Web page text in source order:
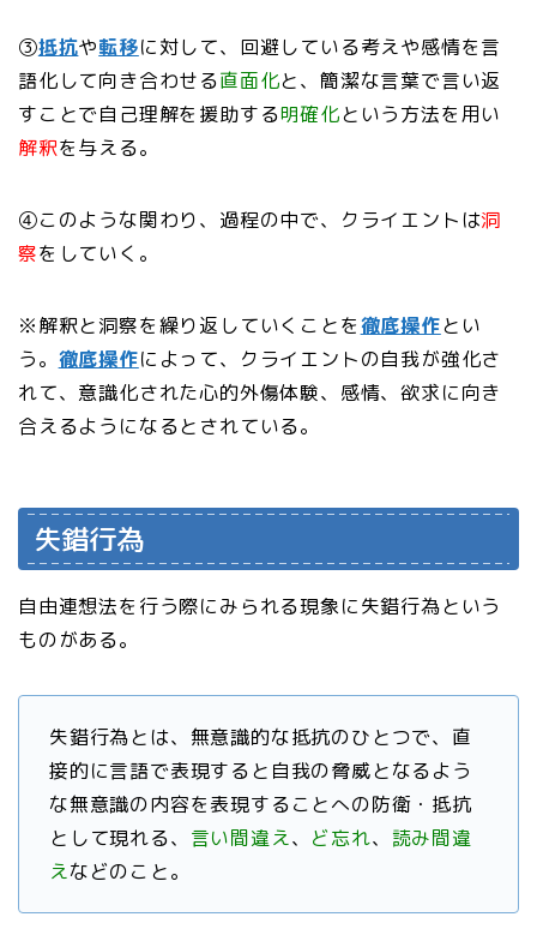
③抵抗や転移に対して、回避している考えや感情を言
語化して向き合わせる直面化と、簡潔な言葉で言い返
すことで自己理解を援助する明確化という方法を用い
解釈を与える。
④このような関わり、過程の中で、クライエントは洞
察をしていく。
※解釈と洞察を繰り返していくことを徹底操作とい
う。 徹底操作によって、クライエントの自我が強化さ
れて、意識化された心的外傷体験、感情、欲求に向き
合えるようになるとされている。
失錯行為
自由連想法を行う際にみられる現象に失錯行為という
ものがある。
失錯行為とは、無意識的な抵抗のひとつで、直
接的に言語で表現すると自我の脅威となるよう
な無意識の内容を表現することへの防衛・抵抗
として現れる、 言い間違え、 ど忘れ、 読み間違
えなどのこと。